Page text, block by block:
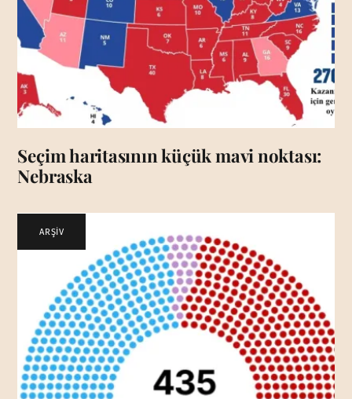
Seçim haritasının küçük mavi noktası:
Nebraska
ARŞİV